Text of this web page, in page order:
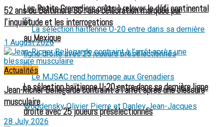
Les Petits Grenadiers prêts à relever le défi continental
au Mexique
La sélection haïtienne U-20 entre dans sa dernière ligne
droite avec 25 joueurs présélectionnés
52 ans du Baltimore SC : une célébration marquée par
l’inquiétude et les interrogations
1 August 2026
Actualités
Jean-Ricner Bellegarde contraint à l’arrêt après une blessure
musculaire
28 July 2026